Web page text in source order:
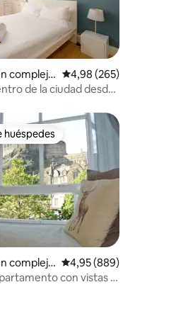
476 evaluaciones
complejo Calificación promedio:
4,98 (265)
de la ciudad desde
430 evaluaciones
huéspedes más destacados
huéspedes
complejo Calificación promedio:
4,95 (889)
con vistas al